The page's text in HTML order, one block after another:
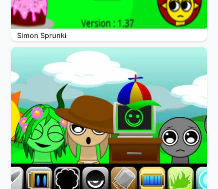
Simon Sprunki